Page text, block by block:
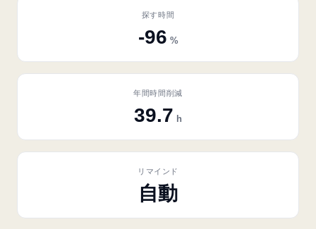
探す時間
-96 %
年間時間削減
39.7 h
リマインド
自動